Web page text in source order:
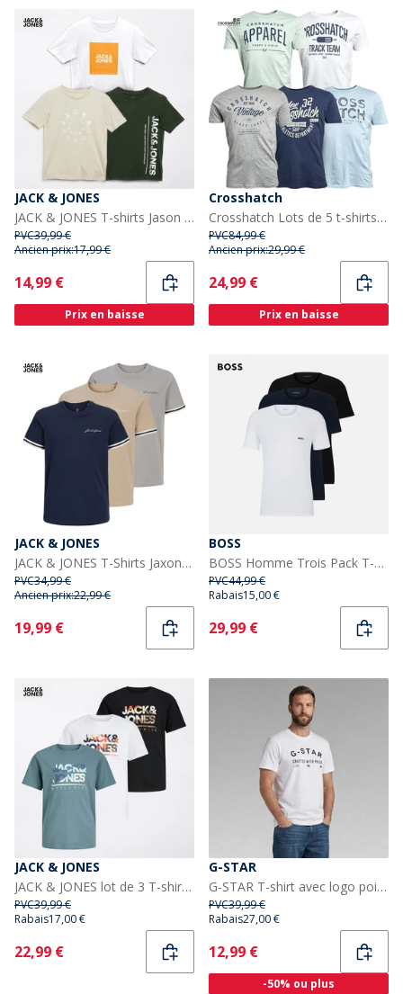
JACK & JONES
JACK & JONES T-shirts Jason en lot de 3 Garçon Noir
PVC39,99 €
Ancien prix:17,99 €
Current
14,99 €
Prix en baisse
Crosshatch
Crosshatch Lots de 5 t-shirts imprimés Homme Mantore, assortis
PVC84,99 €
Ancien prix:29,99 €
Current
24,99 €
Prix en baisse
JACK & JONES
JACK & JONES T-Shirts Jaxon Garçon Multicolore
PVC34,99 €
Ancien prix:22,99 €
Current
19,99 €
BOSS
BOSS Homme Trois Pack T-shirts Open Miscellaneous
PVC44,99 €
Rabais15,00 €
Current
29,99 €
JACK & JONES
JACK & JONES lot de 3 T-shirts Luke Noir Garçon
PVC39,99 €
Rabais17,00 €
Current
22,99 €
G-STAR
G-STAR T-shirt avec logo poitrine Homme Blanc
PVC39,99 €
Rabais27,00 €
Current
12,99 €
-50% ou plus